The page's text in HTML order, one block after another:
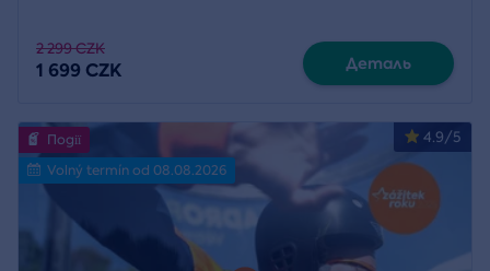
2 299 CZK
1 699 CZK Деталь
4.9/5
Події
Volný termín od 08.08.2026